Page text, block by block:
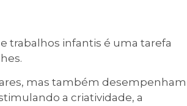
trabalhos infantis é uma tarefa
mas também desempenham
a criatividade, a